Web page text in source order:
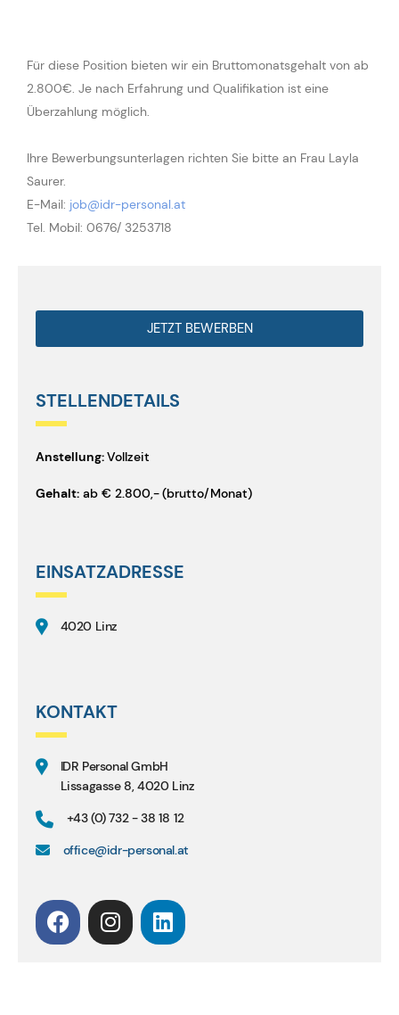
Für diese Position bieten wir ein Bruttomonatsgehalt von ab
2.800€. Je nach Erfahrung und Qualifikation ist eine
Überzahlung möglich.
Ihre Bewerbungsunterlagen richten Sie bitte an Frau Layla
Saurer.
E-Mail: job@idr-personal.at
Tel. Mobil: 0676/ 3253718
JETZT BEWERBEN
STELLENDETAILS
Anstellung:Vollzeit
Gehalt: ab € 2.800,-(brutto/Monat)
EINSATZADRESSE
4020 Linz
KONTAKT
IDR Personal GmbH
Lissagasse 8, 4020 Linz
+43 (0) 732 - 38 18 12
office@idr-personal.at